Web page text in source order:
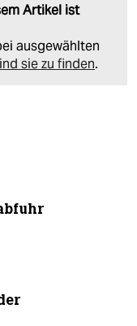
Artikel ist
ausgewählten
sie zu finden.